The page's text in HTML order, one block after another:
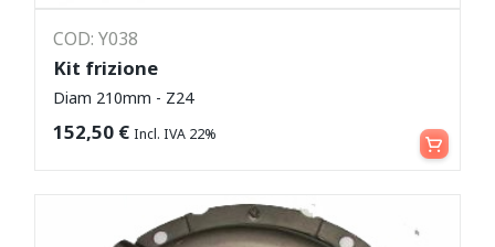
COD: Y038
Kit frizione
Diam 210mm - Z24
152,50 € Incl. IVA 22% Aggiungi al carrello